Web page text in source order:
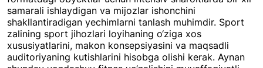
samarali ishlaydigan va mijozlar ishonchini
shakllantiradigan yechimlarni tanlash muhimdir. Sport
zalining sport jihozlari loyihaning o‘ziga xos
xususiyatlarini, makon konsepsiyasini va maqsadli
auditoriyaning kutishlarini hisobga olishi kerak. Aynan